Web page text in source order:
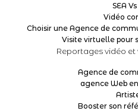
SEA
Vidéo
Choisir une Agence de
Visite virtuelle pour
Reportages vidéo et
Agence de
agence Web
Booster son